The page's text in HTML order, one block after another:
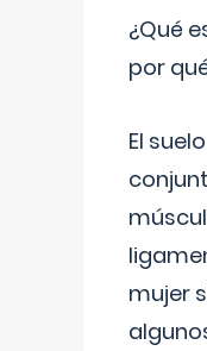
¿Qué
por
El
mujer